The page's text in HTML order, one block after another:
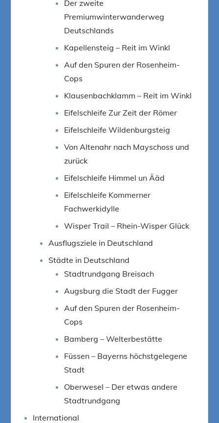
Der zweite
Premiumwinterwanderweg
Deutschlands
Kapellensteig – Reit im Winkl
Auf den Spuren der Rosenheim-
Cops
Klausenbachklamm – Reit im Winkl
Eifelschleife Zur Zeit der Römer
Eifelschleife Wildenburgsteig
Von Altenahr nach Mayschoss und
zurück
Eifelschleife Himmel un Ääd
Eifelschleife Kommerner
Fachwerkidylle
Wisper Trail – Rhein-Wisper Glück
Ausflugsziele in Deutschland
Städte in Deutschland
Stadtrundgang Breisach
Augsburg die Stadt der Fugger
Auf den Spuren der Rosenheim-
Cops
Bamberg – Welterbestätte
Füssen – Bayerns höchstgelegene
Stadt
Oberwesel – Der etwas andere
Stadtrundgang
International